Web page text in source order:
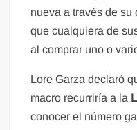
nueva a través de su
que cualquiera de
al comprar uno o
Lore Garza declaró
macro recurriría a la
conocer el número